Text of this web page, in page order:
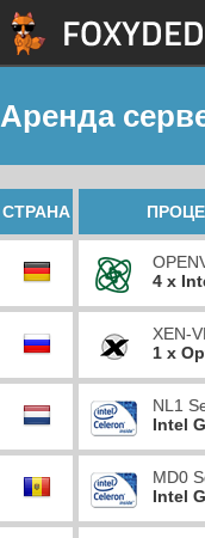
Аренда
СТРАНА
4 x
XEN-
1 x
NL1
Intel
MD0
Intel